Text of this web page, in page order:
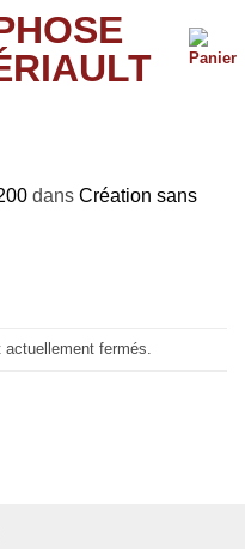
dans Création sans
fermés.